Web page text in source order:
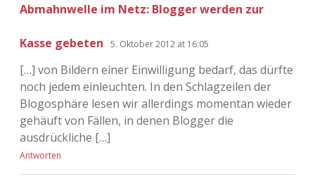
Abmahnwelle im Netz: Blogger werden zur
Kasse gebeten 5. Oktober 2012 at 16:05
[…] von Bildern einer Einwilligung bedarf, das dürfte
noch jedem einleuchten. In den Schlagzeilen der
Blogosphäre lesen wir allerdings momentan wieder
gehäuft von Fällen, in denen Blogger die
ausdrückliche […]
Antworten